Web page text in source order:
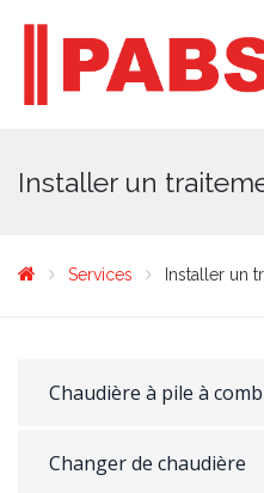
Installer un
Services Installer un
Chaudière à pile à
Changer de chaudière